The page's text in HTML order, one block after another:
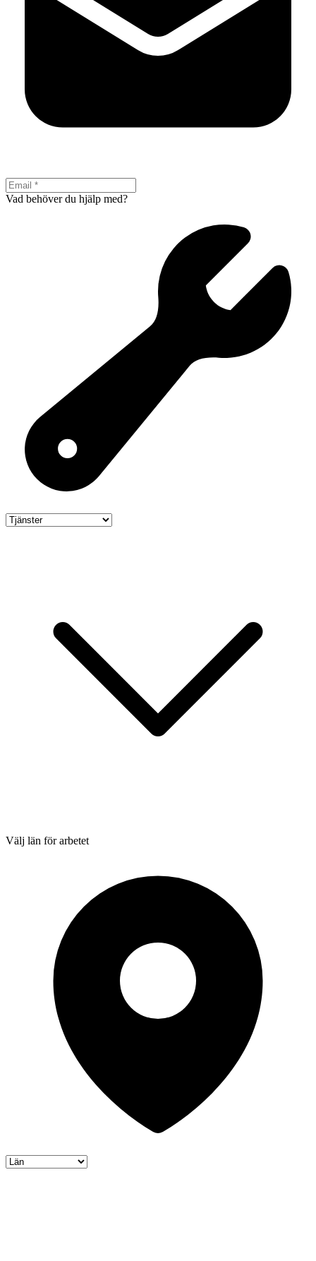
Vad behöver du hjälp med?
Välj län för arbetet